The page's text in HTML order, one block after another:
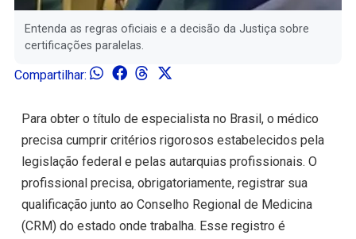
Entenda as regras oficiais e a decisão da Justiça sobre
certificações paralelas.
Compartilhar:
Para obter o título de especialista no Brasil, o médico
precisa cumprir critérios rigorosos estabelecidos pela
legislação federal e pelas autarquias profissionais. O
profissional precisa, obrigatoriamente, registrar sua
qualificação junto ao Conselho Regional de Medicina
(CRM) do estado onde trabalha. Esse registro é